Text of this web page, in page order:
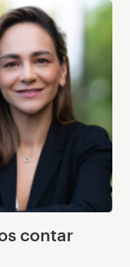
contar